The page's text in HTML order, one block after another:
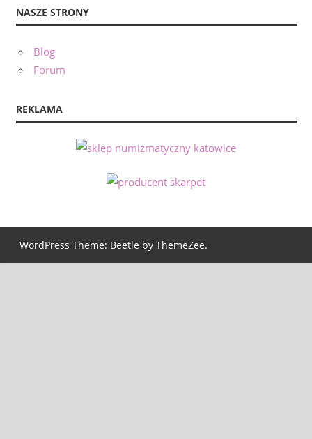
NASZE STRONY
Blog
Forum
REKLAMA
WordPress Theme: Beetle by ThemeZee.